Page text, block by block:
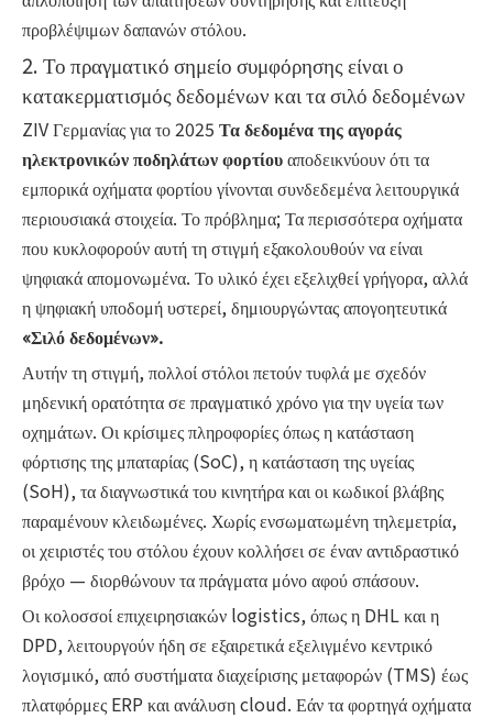
προβλέψιμων δαπανών στόλου.
2. Το πραγματικό σημείο συμφόρησης είναι ο
κατακερματισμός δεδομένων και τα σιλό δεδομένων
ZIV Γερμανίας για το 2025 Τα δεδομένα της αγοράς
ηλεκτρονικών ποδηλάτων φορτίουαποδεικνύουν ότι τα
εμπορικά οχήματα φορτίου γίνονται συνδεδεμένα λειτουργικά
περιουσιακά στοιχεία. Το πρόβλημα; Τα περισσότερα οχήματα
που κυκλοφορούν αυτή τη στιγμή εξακολουθούν να είναι
ψηφιακά απομονωμένα. Το υλικό έχει εξελιχθεί γρήγορα, αλλά
η ψηφιακή υποδομή υστερεί, δημιουργώντας απογοητευτικά
«Σιλό δεδομένων».
Αυτήν τη στιγμή, πολλοί στόλοι πετούν τυφλά με σχεδόν
μηδενική ορατότητα σε πραγματικό χρόνο για την υγεία των
οχημάτων. Οι κρίσιμες πληροφορίες όπως η κατάσταση
φόρτισης της μπαταρίας (SoC), η κατάσταση της υγείας
(SoH), τα διαγνωστικά του κινητήρα και οι κωδικοί βλάβης
παραμένουν κλειδωμένες. Χωρίς ενσωματωμένη τηλεμετρία,
οι χειριστές του στόλου έχουν κολλήσει σε έναν αντιδραστικό
βρόχο — διορθώνουν τα πράγματα μόνο αφού σπάσουν.
Οι κολοσσοί επιχειρησιακών logistics, όπως η DHL και η
DPD, λειτουργούν ήδη σε εξαιρετικά εξελιγμένο κεντρικό
λογισμικό, από συστήματα διαχείρισης μεταφορών (TMS) έως
πλατφόρμες ERP και ανάλυση cloud. Εάν τα φορτηγά οχήματα